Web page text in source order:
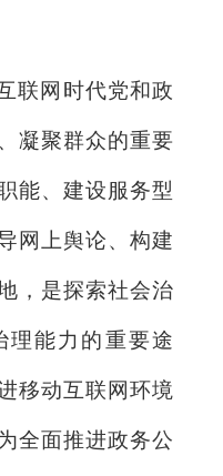
联网时代党和政
凝聚群众的重要
能、建设服务型
网上舆论、构建
，是探索社会治
理能力的重要途
移动互联网环境
全面推进政务公